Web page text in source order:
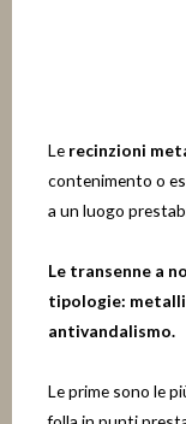
Le recinzioni
contenimento o
a un luogo
Le transenne a
tipologie:
antivandalismo.
Le prime sono le